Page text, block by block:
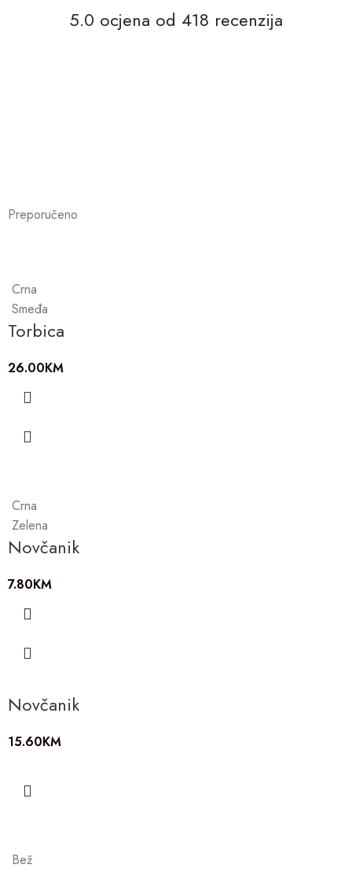
5.0 ocjena od 418 recenzija
Preporučeno
Crna
Smeđa
Torbica
26.00KM
Crna
Zelena
Novčanik
7.80KM
Novčanik
15.60KM
Bež